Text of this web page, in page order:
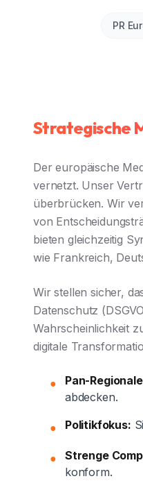
PR
Strategische
Der europäische
vernetzt. Unser
überbrücken. Wir
von
bieten gleichzeitig
wie Frankreich,
Wir stellen sicher,
Datenschutz
Wahrscheinlichkeit
digitale
● Pan-
abdecken.
● Politikfokus:
● Strenge
konform.